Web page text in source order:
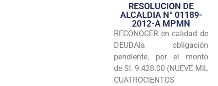
Transparencia
Seguridad
Programas
Intranet
RESOLUCION DE
ALCALDIA N° 01189-
2012-A MPMN
RECONOCER en calidad de
DEUDAla obligación
pendiente, por el monto
de SI. 9.428.00 (NUEVE MIL
CUATROCIENTOS